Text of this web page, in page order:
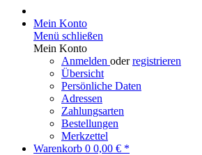
Mein Konto
Menü schließen
Mein Konto
Anmelden oderregistrieren
Übersicht
Persönliche Daten
Adressen
Zahlungsarten
Bestellungen
Merkzettel
Warenkorb 0 0,00 € *